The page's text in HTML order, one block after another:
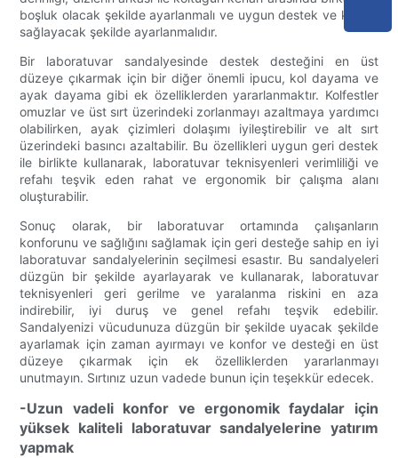
boşluk olacak şekilde ayarlanmalı ve uygun destek ve konfor
sağlayacak şekilde ayarlanmalıdır.
Bir laboratuvar sandalyesinde destek desteğini en üst
düzeye çıkarmak için bir diğer önemli ipucu, kol dayama ve
ayak dayama gibi ek özelliklerden yararlanmaktır. Kolfestler
omuzlar ve üst sırt üzerindeki zorlanmayı azaltmaya yardımcı
olabilirken, ayak çizimleri dolaşımı iyileştirebilir ve alt sırt
üzerindeki basıncı azaltabilir. Bu özellikleri uygun geri destek
ile birlikte kullanarak, laboratuvar teknisyenleri verimliliği ve
refahı teşvik eden rahat ve ergonomik bir çalışma alanı
oluşturabilir.
Sonuç olarak, bir laboratuvar ortamında çalışanların
konforunu ve sağlığını sağlamak için geri desteğe sahip en iyi
laboratuvar sandalyelerinin seçilmesi esastır. Bu sandalyeleri
düzgün bir şekilde ayarlayarak ve kullanarak, laboratuvar
teknisyenleri geri gerilme ve yaralanma riskini en aza
indirebilir, iyi duruş ve genel refahı teşvik edebilir.
Sandalyenizi vücudunuza düzgün bir şekilde uyacak şekilde
ayarlamak için zaman ayırmayı ve konfor ve desteği en üst
düzeye çıkarmak için ek özelliklerden yararlanmayı
unutmayın. Sırtınız uzun vadede bunun için teşekkür edecek.
-Uzun vadeli konfor ve ergonomik faydalar için
yüksek kaliteli laboratuvar sandalyelerine yatırım
yapmak